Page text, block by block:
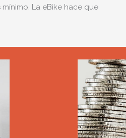
La eBike hace que